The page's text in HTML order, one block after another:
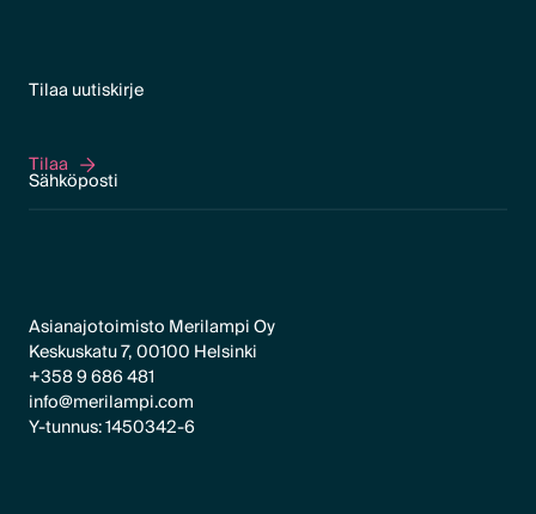
Tilaa uutiskirje
Tilaa
Tilaa
Asianajotoimisto Merilampi Oy
Keskuskatu 7, 00100 Helsinki
+358 9 686 481
info@merilampi.com
Y-tunnus: 1450342-6